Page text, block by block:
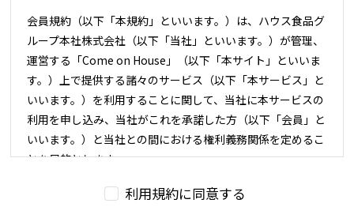
会員規約（以下「本規約」といいます。）は、ハウス食品グ
ループ本社株式会社（以下「当社」といいます。）が管理、
運営する「Come on House」（以下「本サイト」といいま
す。）上で提供する諸々のサービス（以下「本サービス」と
いいます。）を利用することに関して、当社に本サービスの
利用を申し込み、当社がこれを承諾した方（以下「会員」と
いいます。）と当社との間における権利義務関係を定めるこ
とを目的とします。
いたうえで、本規約に同意いただく必要があります。
利用規約に同意する